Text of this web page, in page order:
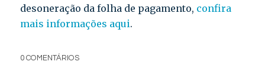
desoneração da folha de pagamento, confira
mais informações aqui.
0 COMENTÁRIOS